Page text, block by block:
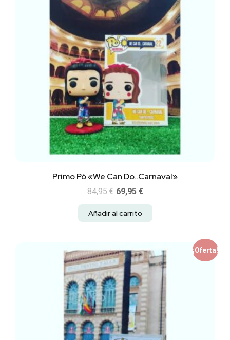
Primo Pó «We Can Do..Carnaval»
84,95€ 69,95 €
Añadir al carrito
¡Oferta!